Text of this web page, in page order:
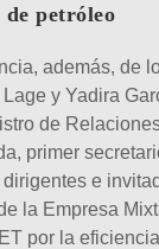
petróleo
además, de
y Yadira
de
primer
e
la Empresa
por la eficiencia